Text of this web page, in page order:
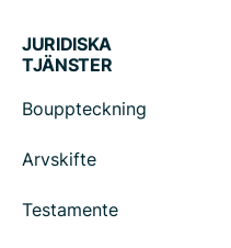
JURIDISKA
TJÄNSTER
Bouppteckning
Arvskifte
Testamente